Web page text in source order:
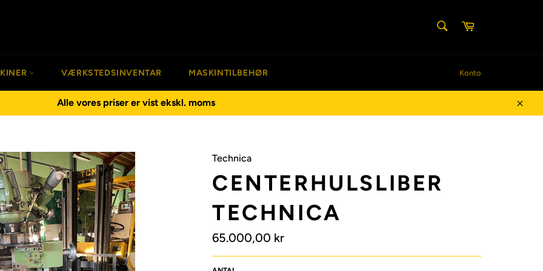
Indkøbskurv
VÆRKSTEDSINVENTAR MASKINTILBEHØR Konto
Alle vores priser er vist ekskl. moms
Luk
Technica
CENTERHULSLIBER
TECHNICA
Normalpris
65.000,00 kr